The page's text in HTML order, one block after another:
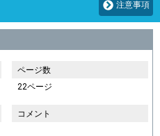
注意事項
ページ数
22ページ
コメント